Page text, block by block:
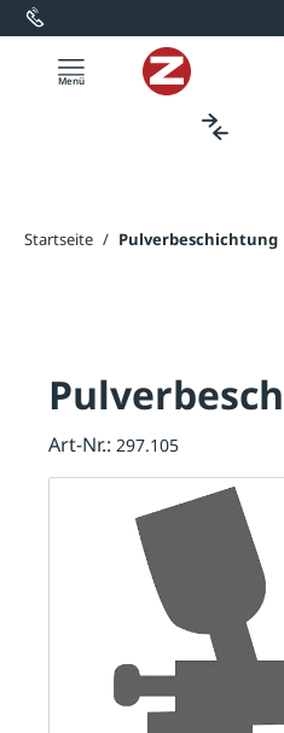
springen
Startseite / Pulverbeschichtung
Art-Nr.: 297.105